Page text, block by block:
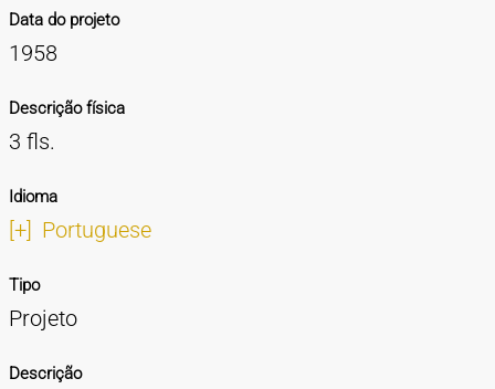
Data do projeto
1958
Descrição física
3 fls.
Idioma
[+] Portuguese
Tipo
Projeto
Descrição